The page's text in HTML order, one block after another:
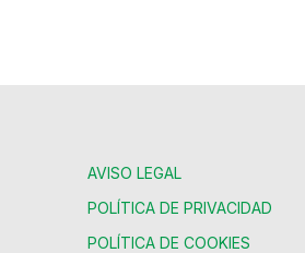
AVISO LEGAL
POLÍTICA DE PRIVACIDAD
POLÍTICA DE COOKIES